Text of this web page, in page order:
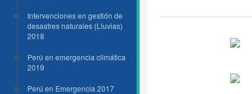
Intervenciones en gestión de
desastres naturales (Lluvias)
2018
Perú en emergencia climática
2019
Perú en Emergencia 2017